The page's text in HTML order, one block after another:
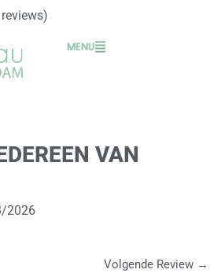
MENU
VAN
2026
Volgende Review →